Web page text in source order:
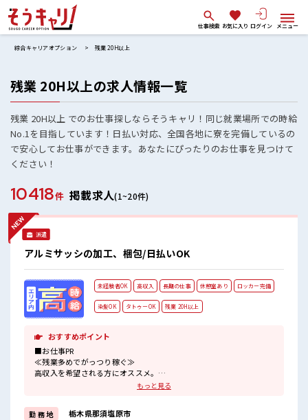
仕事検索 お気に入り ログイン メニュー
綜合キャリアオプション 残業 20H以上
残業 20H以上の求人情報一覧
残業 20H以上 でのお仕事探しならそうキャリ！同じ就業場所での時給
No.1を目指しています！日払い対応、全国各地に寮を完備しているの
で安心してお仕事ができます。あなたにぴったりのお仕事を見つけて
ください！
10418件 掲載求人(1~20件)
派遣
アルミサッシの加工、梱包/日払いOK
未経験者OK 高収入 長期の仕事 休憩室あり ロッカー完備
染髪OK タトゥーOK 残業 20H以上
おすすめポイント
■お仕事PR
≪残業多めでがっつり稼ぐ≫
高収入を希望される方にオススメ。
残業は月20時間以上あります♪
明るすぎたり奇抜でなければ基本的に自由！
(規定有)≪未経験の方も大カンゲイ≫
もっと見る
勤 務 地
栃木県那須塩原市